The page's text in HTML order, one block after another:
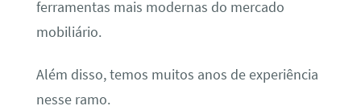
ferramentas mais modernas do mercado
mobiliário.
Além disso, temos muitos anos de experiência
nesse ramo.